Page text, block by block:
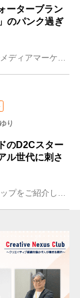
ーターブラン
のパンク過ぎ
り
のD2Cスター
ル世代に刺さ
本コラムでは、これまでにも様々なスタートアップをご紹介してきましたが、今回はベビー用品のD2C（Direct – to – Consum